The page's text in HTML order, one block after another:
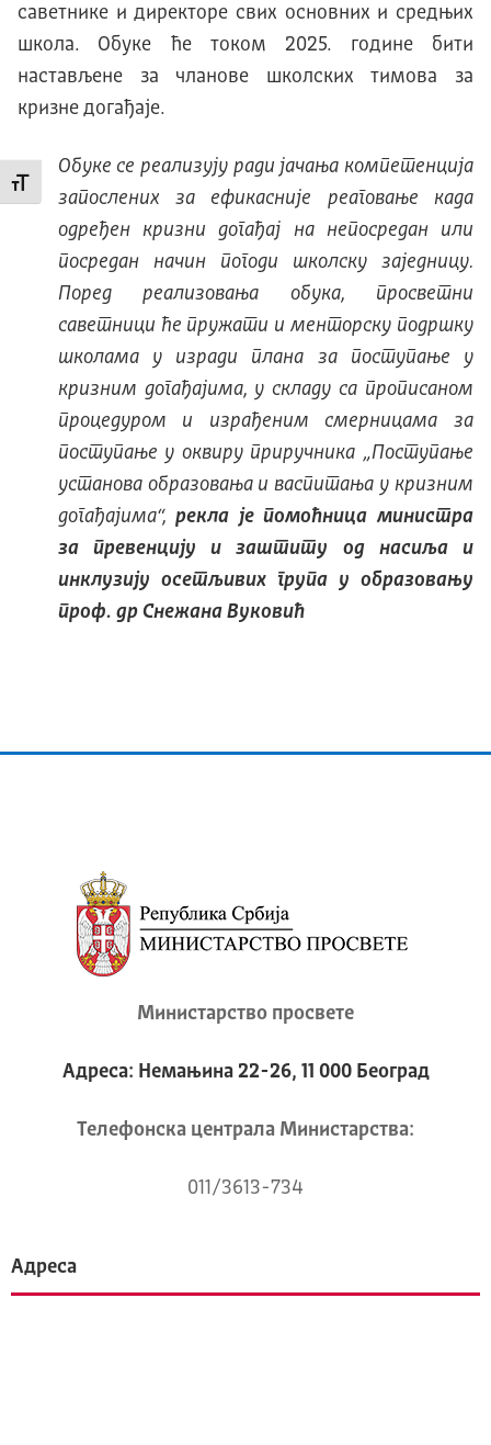
Промени величину слова
саветнике и директоре свих основних и средњих
школа. Обуке ће током 2025. године бити
настављене за чланове школских тимова за
кризне догађаје.
Обуке се реализују ради јачања компетенција
запослених за ефикасније реаговање када
одређен кризни догађај на непосредан или
посредан начин погоди школску заједницу.
Поред реализовања обука, просветни
саветници ће пружати и менторску подршку
школама у изради плана за поступање у
кризним догађајима, у складу са прописаном
процедуром и израђеним смерницама за
поступање у оквиру приручника „Поступање
установа образовања и васпитања у кризним
догађајима“,рекла је помоћница министра
за превенцију и заштиту од насиља и
инклузију осетљивих група у образовању
проф. др Снежана Вуковић
Министарство просвете
Адреса: Немањина 22-26, 11 000 Београд
Телeфонска централа Mинистарства:
011/3613-734
Адреса